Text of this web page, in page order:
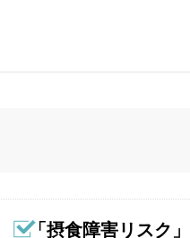
「摂食障害リスク